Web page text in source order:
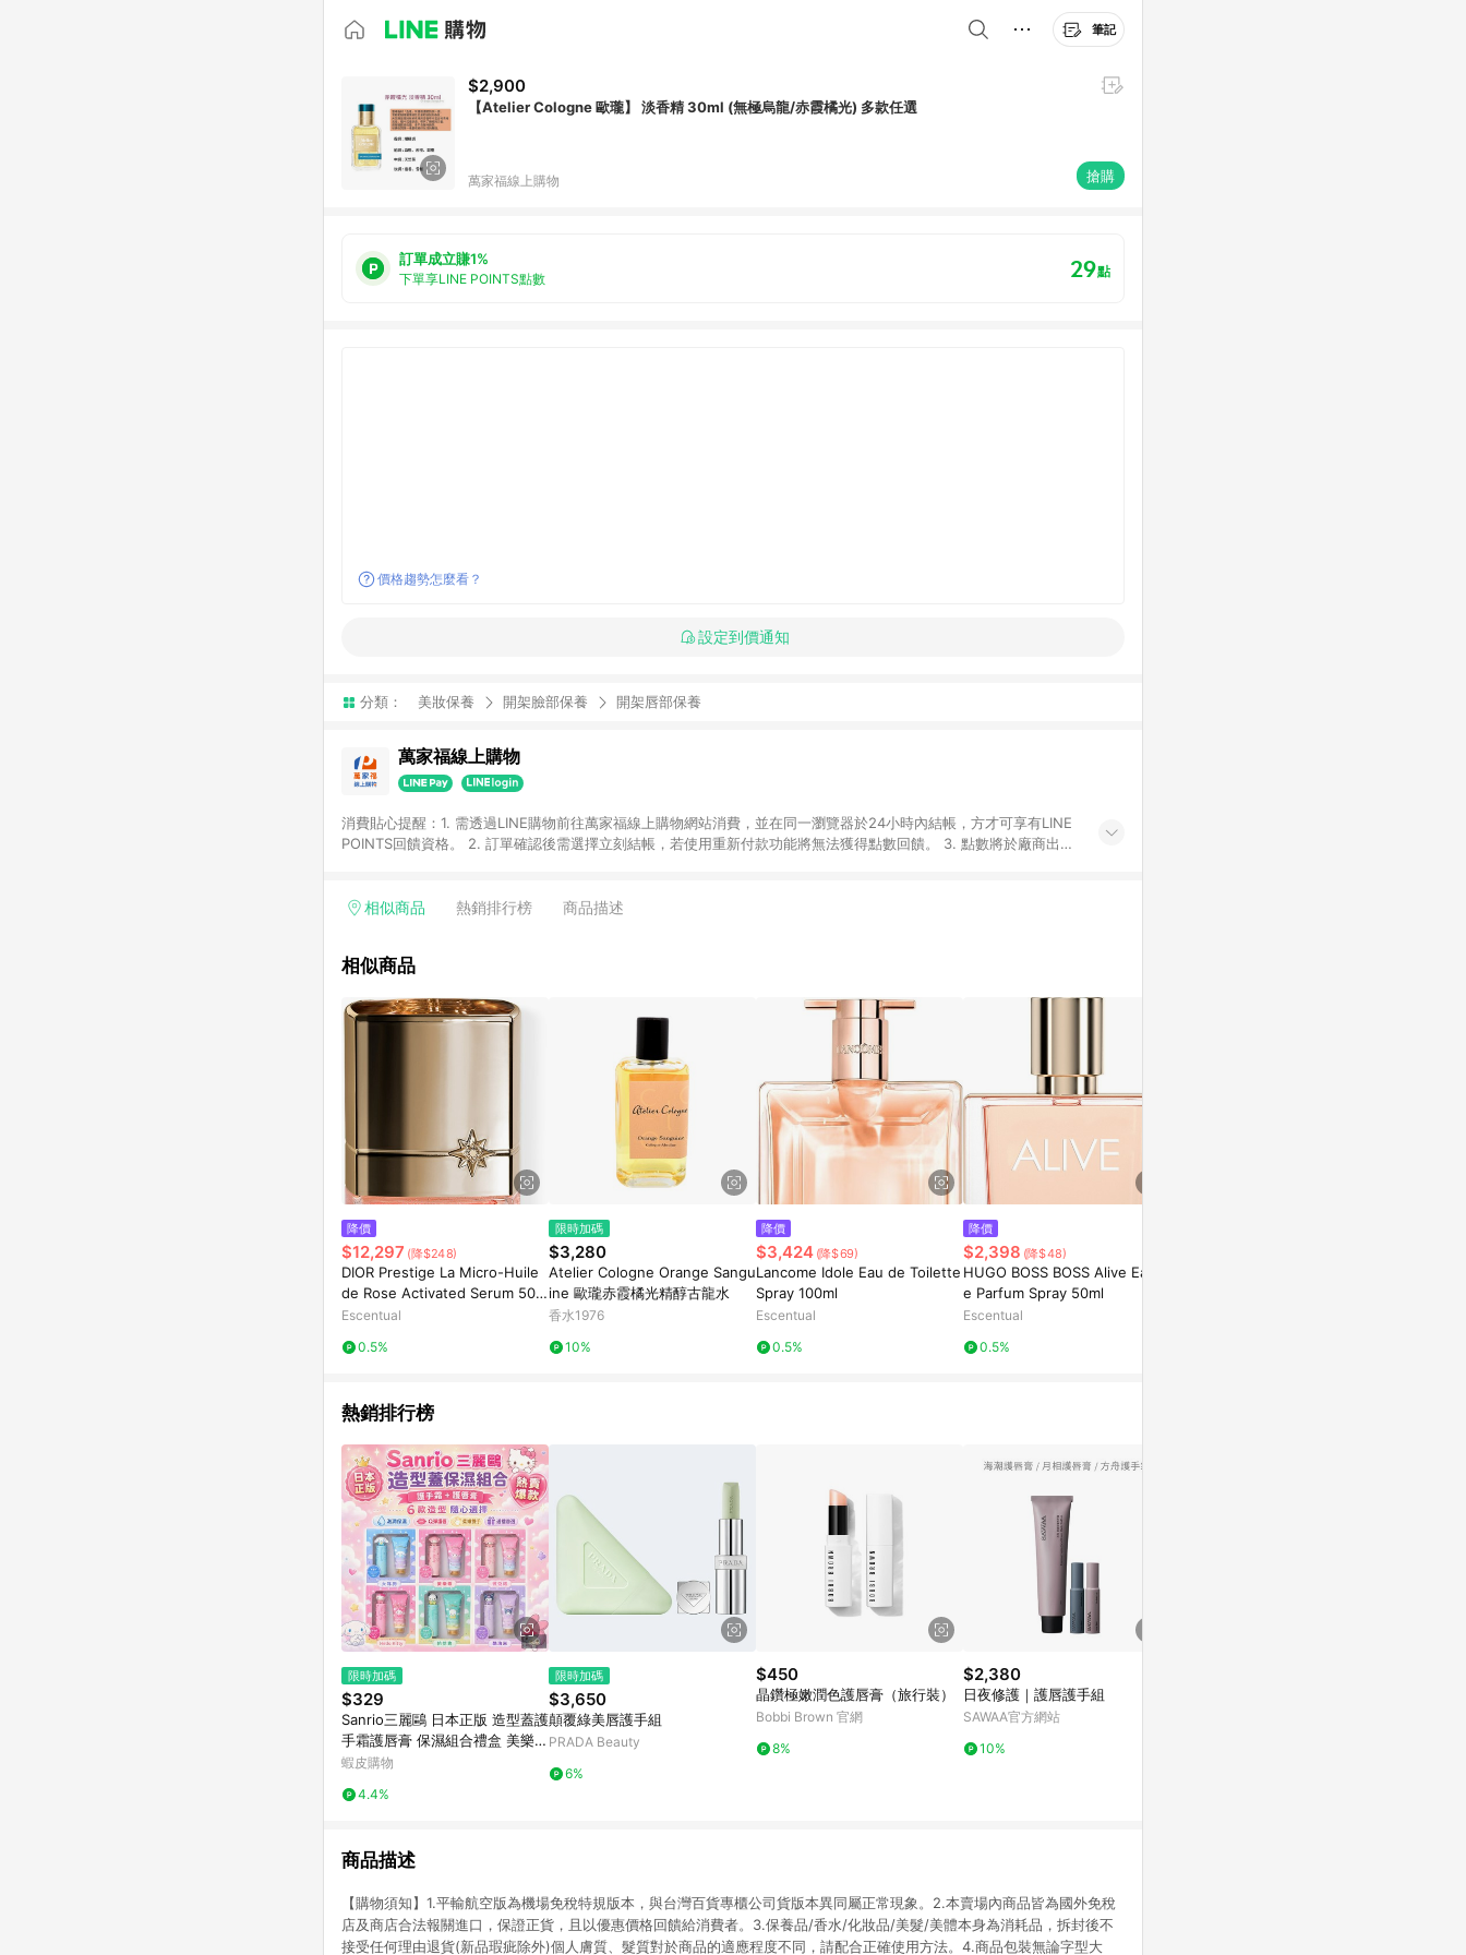
筆記
$2,900
【Atelier Cologne 歐瓏】 淡香精 30ml (無極烏龍/赤霞橘光) 多款任選
萬家福線上購物 搶購
訂單成立賺1%
下單享LINE POINTS點數 29點
價格趨勢怎麼看？
設定到價通知
分類： 美妝保養 開架臉部保養 開架唇部保養
萬家福線上購物
消費貼心提醒：1. 需透過LINE購物前往萬家福線上購物網站消費，並在同一瀏覽器於24小時內結帳，方才可享有LINE
POINTS回饋資格。 2. 訂單確認後需選擇立刻結帳，若使用重新付款功能將無法獲得點數回饋。 3. 點數將於廠商出貨
留時間內聯絡客服中心，並由康達盛通生活事業股份有限公司方進行訂單資格確認。 康達盛通線上購物希望提供簡
相似商品 熱銷排行榜 商品描述
相似商品
降價
$12,297 (降$248)
DIOR Prestige La Micro-Huile
de Rose Activated Serum 50m
lEscentual
0.5%
限時加碼
$3,280
Atelier Cologne Orange Sangu
ine 歐瓏赤霞橘光精醇古龍水
香水1976
10%
降價
$3,424 (降$69)
Lancome Idole Eau de Toilette
Spray 100ml
Escentual
0.5%
降價
$2,398 (降$48)
HUGO BOSS BOSS Alive Eau d
e Parfum Spray 50ml
Escentual
0.5%
熱銷排行榜
限時加碼
$329
Sanrio三麗鷗 日本正版 造型蓋護
手霜護唇膏 保濕組合禮盒 美樂蒂
大耳狗Hello Kitty帕恰狗 生日送
蝦皮購物
4.4%
限時加碼
$3,650
顛覆綠美唇護手組
PRADA Beauty
6%
$450
晶鑽極嫩潤色護唇膏（旅行裝）
Bobbi Brown 官網
8%
$2,380
日夜修護｜護唇護手組
SAWAA官方網站
10%
商品描述
【購物須知】1.平輸航空版為機場免稅特規版本，與台灣百貨專櫃公司貨版本異同屬正常現象。2.本賣場內商品皆為國外免稅
店及商店合法報關進口，保證正貨，且以優惠價格回饋給消費者。3.保養品/香水/化妝品/美髮/美體本身為消耗品，拆封後不
接受任何理由退貨(新品瑕疵除外)個人膚質、髮質對於商品的適應程度不同，請配合正確使用方法。4.商品包裝無論字型大